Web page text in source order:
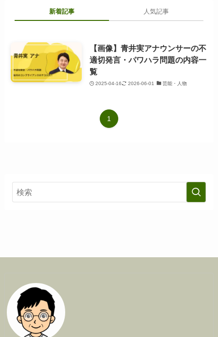
新着記事 人気記事
【画像】青井実アナウンサーの不
適切発言・パワハラ問題の内容一
覧
2025-04-16 2026-06-01 芸能・人物
1